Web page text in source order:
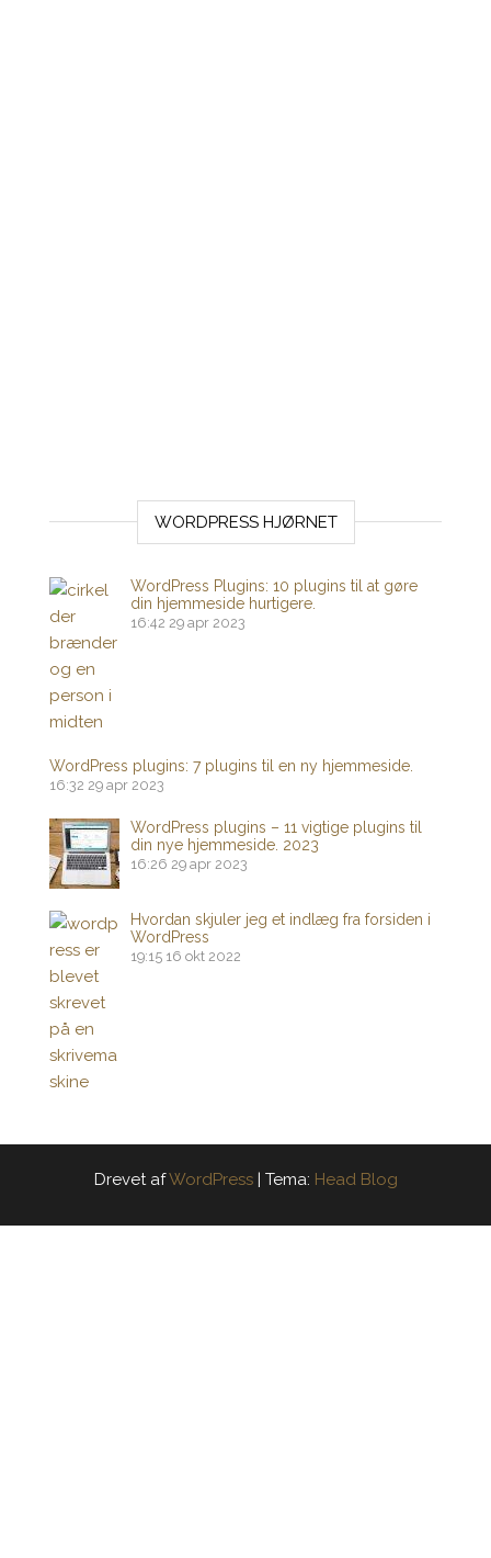
WORDPRESS HJØRNET
WordPress Plugins: 10 plugins til at gøre
din hjemmeside hurtigere.
16:42 29 apr 2023
WordPress plugins: 7 plugins til en ny hjemmeside.
16:32 29 apr 2023
WordPress plugins – 11 vigtige plugins til
din nye hjemmeside. 2023
16:26 29 apr 2023
Hvordan skjuler jeg et indlæg fra forsiden i
WordPress
19:15 16 okt 2022
Drevet afWordPress | Tema: Head Blog